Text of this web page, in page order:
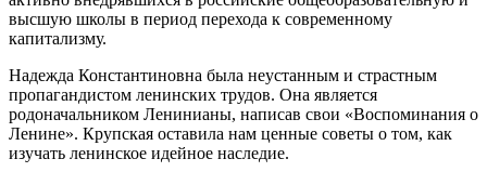
высшую школы в период перехода к современному
капитализму.
Надежда Константиновна была неустанным и страстным
пропагандистом ленинских трудов. Она является
родоначальником Ленинианы, написав свои «Воспоминания о
Ленине». Крупская оставила нам ценные советы о том, как
изучать ленинское идейное наследие.